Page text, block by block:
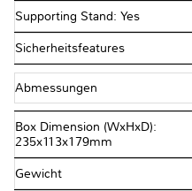
Supporting Stand: Yes
Sicherheitsfeatures
Abmessungen
Box Dimension (WxHxD):
235x113x179mm
Gewicht